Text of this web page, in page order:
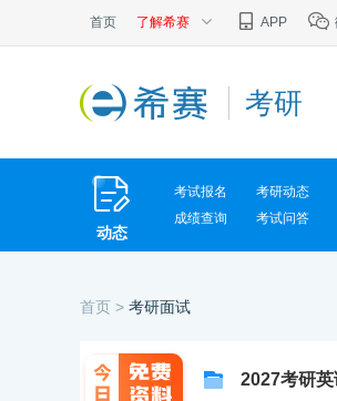
首页 了解希赛 APP
考研
动态
考试报名 考研动态
成绩查询
考试问答
首页 > 考研面试
2027考研英